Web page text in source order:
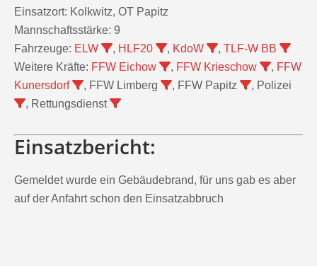
Einsatzort: Kolkwitz, OT Papitz
Mannschaftsstärke: 9
Fahrzeuge: ELW , HLF20 , KdoW , TLF-W BB
Weitere Kräfte: FFW Eichow , FFW Krieschow , FFW
Kunersdorf
, FFW Limberg , FFW Papitz
, Polizei
, Rettungsdienst
Einsatzbericht:
Gemeldet wurde ein Gebäudebrand, für uns gab es aber
auf der Anfahrt schon den Einsatzabbruch